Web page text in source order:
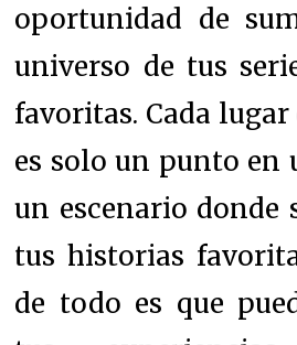
oportunidad de
universo de tus
favoritas. Cada
es solo un punto en
un escenario donde
tus historias
de todo es que